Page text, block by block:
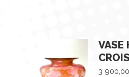
VASE
3 900,00